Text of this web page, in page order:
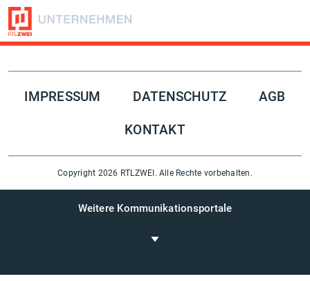
IMPRESSUM DATENSCHUTZ AGB
KONTAKT
Folge uns auf
Copyright 2026 RTLZWEI. Alle Rechte vorbehalten.
Weitere Kommunikationsportale